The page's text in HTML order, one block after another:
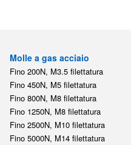
Molle a gas acciaio
Fino 200N, M3.5 filettatura
Fino 450N, M5 filettatura
Fino 800N, M8 filettatura
Fino 1250N, M8 filettatura
Fino 2500N, M10 filettatura
Fino 5000N, M14 filettatura